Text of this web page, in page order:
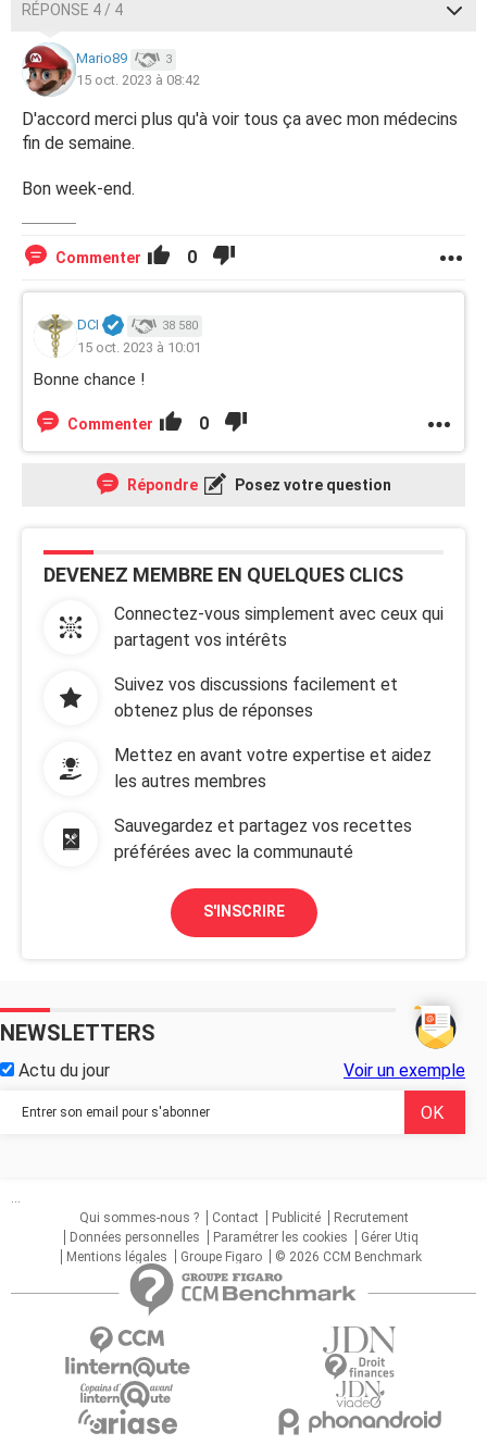
RÉPONSE 4 / 4
Mario89 3
15 oct. 2023 à 08:42
D'accord merci plus qu'à voir tous ça avec mon médecins
fin de semaine.
Bon week-end.
Commenter 0
DCI 38 580
15 oct. 2023 à 10:01
Bonne chance !
Commenter 0
Répondre Posez votre question
DEVENEZ MEMBRE EN QUELQUES CLICS
Connectez-vous simplement avec ceux qui
partagent vos intérêts
Suivez vos discussions facilement et
obtenez plus de réponses
Mettez en avant votre expertise et aidez
les autres membres
Sauvegardez et partagez vos recettes
préférées avec la communauté
S'INSCRIRE
NEWSLETTERS
Actu du jour Voir un exemple
...
Qui sommes-nous ?
Contact Publicité
Recrutement
Données personnelles
Paramétrer les cookies
Gérer Utiq
Mentions légales
Groupe Figaro © 2026 CCM Benchmark